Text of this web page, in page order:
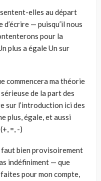
elles au départ
— puisqu’il nous
pour la
plus a égale Un sur
commencera ma théorie
de la part des
sur l’introduction ici des
plus, égale, et aussi
=, -)
faut bien provisoirement
indéfiniment — que
pour mon compte,